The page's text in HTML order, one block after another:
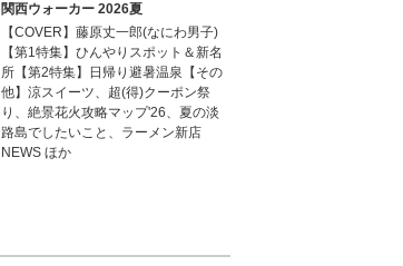
関西ウォーカー 2026夏
【COVER】藤原丈一郎(なにわ男子)
【第1特集】ひんやりスポット＆新名
所【第2特集】日帰り避暑温泉【その
他】涼スイーツ、超(得)クーポン祭
り、絶景花火攻略マップ'26、夏の淡
路島でしたいこと、ラーメン新店
NEWS ほか